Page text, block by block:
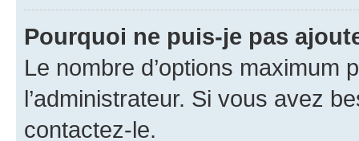
Pourquoi ne puis-je pas
Le nombre d’options maximum
l’administrateur. Si vous avez
contactez-le.